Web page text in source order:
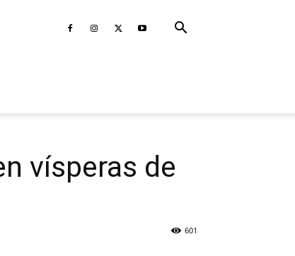
vísperas de
601